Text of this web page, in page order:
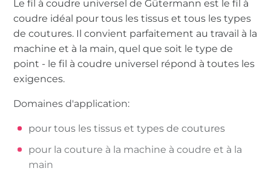
Le fil à coudre universel de Gütermann est le fil à
coudre idéal pour tous les tissus et tous les types
de coutures. Il convient parfaitement au travail à la
machine et à la main, quel que soit le type de
point - le fil à coudre universel répond à toutes les
exigences.
Domaines d'application:
pour tous les tissus et types de coutures
pour la couture à la machine à coudre et à la
main